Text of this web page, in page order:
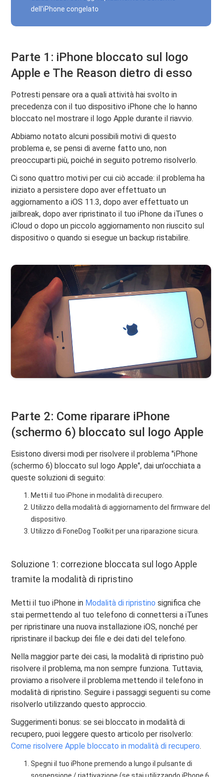
dell'iPhone congelato
Parte 1: iPhone bloccato sul logo
Apple e The Reason dietro di esso
Potresti pensare ora a quali attività hai svolto in
precedenza con il tuo dispositivo iPhone che lo hanno
bloccato nel mostrare il logo Apple durante il riavvio.
Abbiamo notato alcuni possibili motivi di questo
problema e, se pensi di averne fatto uno, non
preoccuparti più, poiché in seguito potremo risolverlo.
Ci sono quattro motivi per cui ciò accade: il problema ha
iniziato a persistere dopo aver effettuato un
aggiornamento a iOS 11.3, dopo aver effettuato un
jailbreak, dopo aver ripristinato il tuo iPhone da iTunes o
iCloud o dopo un piccolo aggiornamento non riuscito sul
dispositivo o quando si esegue un backup ristabilire.
Parte 2: Come riparare iPhone
(schermo 6) bloccato sul logo Apple
Esistono diversi modi per risolvere il problema "iPhone
(schermo 6) bloccato sul logo Apple", dai un'occhiata a
queste soluzioni di seguito:
Metti il ​​tuo iPhone in modalità di recupero.
Utilizzo della modalità di aggiornamento del firmware del
dispositivo.
Utilizzo di FoneDog Toolkit per una riparazione sicura.
Soluzione 1: correzione bloccata sul logo Apple
tramite la modalità di ripristino
Metti il ​​tuo iPhone in Modalità di ripristino significa che
stai permettendo al tuo telefono di connettersi a iTunes
per ripristinare una nuova installazione iOS, nonché per
ripristinare il backup dei file e dei dati del telefono.
Nella maggior parte dei casi, la modalità di ripristino può
risolvere il problema, ma non sempre funziona. Tuttavia,
proviamo a risolvere il problema mettendo il telefono in
modalità di ripristino. Seguire i passaggi seguenti su come
risolverlo utilizzando questo approccio.
Suggerimenti bonus: se sei bloccato in modalità di
recupero, puoi leggere questo articolo per risolverlo:
Come risolvere Apple bloccato in modalità di recupero.
Spegni il tuo iPhone premendo a lungo il pulsante di
sospensione / riattivazione (se stai utilizzando iPhone 6